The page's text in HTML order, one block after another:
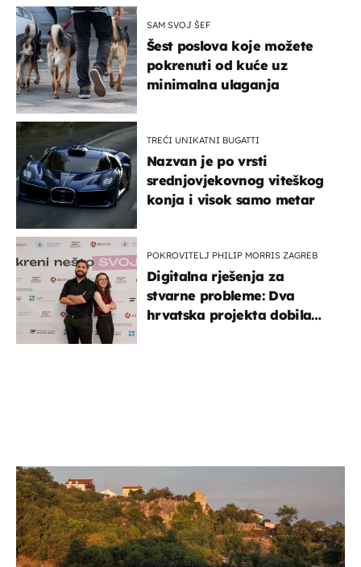
SAM SVOJ ŠEF
Šest poslova koje možete
pokrenuti od kuće uz
minimalna ulaganja
TREĆI UNIKATNI BUGATTI
Nazvan je po vrsti
srednjovjekovnog viteškog
konja i visok samo metar
POKROVITELJ PHILIP MORRIS ZAGREB
Digitalna rješenja za
stvarne probleme: Dva
hrvatska projekta dobila